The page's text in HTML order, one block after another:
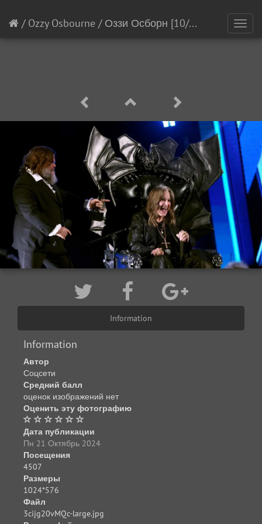
/ Ozzy Osbourne / Оззи Осборн [10/17]
Information
Information
Автор
Соцсети
Средний балл
оценок изображений нет
Оценить эту фотографию
Дата публикации
Пн 21 Октябрь 2024
Посещения
4507
Размеры
1024*576
Файл
3cijg20vMQc-large.jpg